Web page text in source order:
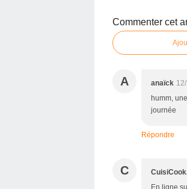
Commenter cet
A anaïck
humm,
journée
Répondre
C
En ligne